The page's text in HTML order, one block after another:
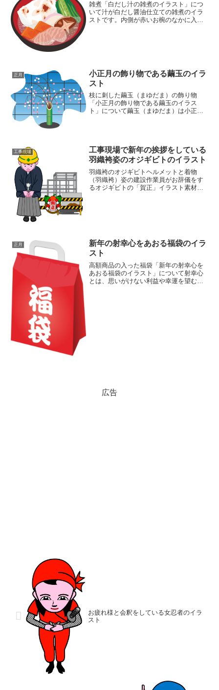
雑煮「白だし汁の雑煮のイラスト」につ
いて汁が白だし醤油仕立ての雑煮のイラ
ストです。内側が赤いお椀のなかに入っ
正月
小正月の飾り物である繭玉のイラ
スト
枝に刺した繭玉（まゆだま）の飾り物
「小正月の飾り物である繭玉のイラス
ト」について繭玉（まゆだま）は小正月
工事現場
工事現場で新年の挨拶をしている
羽織袴姿のオジギビトのイラスト
羽織袴のオジギビトヘルメットと着物
（羽織袴）姿の建設作業員がお辞儀をす
るオジギビトの「賀正」イラスト素材で
正月
新年の射幸心をあおる福袋のイラ
スト
高額商品の入った福袋「新年の射幸心を
あおる福袋のイラスト」について射幸心
とは、思いがけない利益や幸運を望む気
広告
お疲れ様と会釈をしている女忍者のイラ
スト